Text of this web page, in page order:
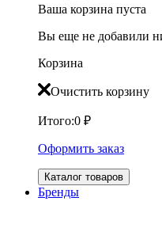
Ваша корзина пуста
Вы еще не добавили
Корзина
Очистить корзину
Итого:0 ₽
Оформить заказ
Каталог товаров
Бренды